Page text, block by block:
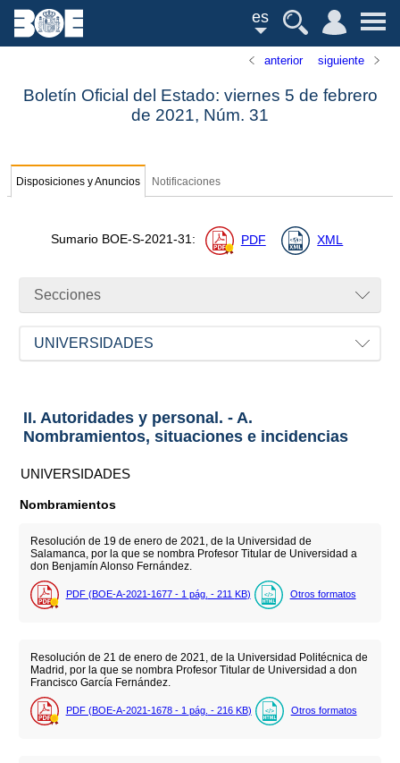
es
anterior siguiente
Boletín Oficial del Estado: viernes 5 de febrero
de 2021, Núm. 31
Disposiciones y Anuncios Notificaciones
Sumario BOE-S-2021-31: PDF XML
Secciones
UNIVERSIDADES
II. Autoridades y personal. - A.
Nombramientos, situaciones e incidencias
UNIVERSIDADES
Nombramientos
Resolución de 19 de enero de 2021, de la Universidad de
Salamanca, por la que se nombra Profesor Titular de Universidad a
don Benjamín Alonso Fernández.
PDF (BOE-A-2021-1677 - 1 pág. - 211 KB) Otros formatos
Resolución de 21 de enero de 2021, de la Universidad Politécnica de
Madrid, por la que se nombra Profesor Titular de Universidad a don
Francisco García Fernández.
PDF (BOE-A-2021-1678 - 1 pág. - 216 KB) Otros formatos